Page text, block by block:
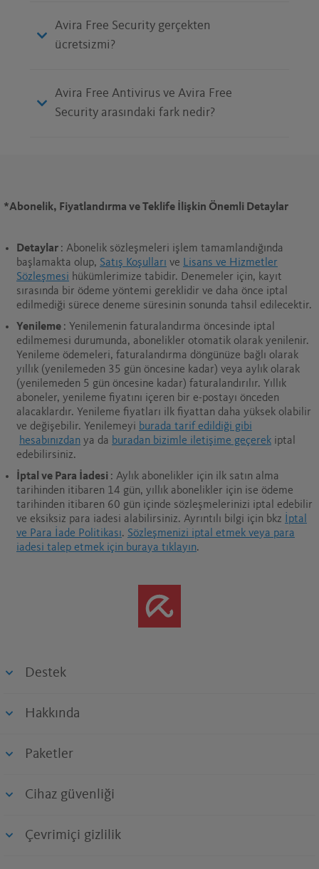
Avira Free Security gerçekten
ücretsizmi?
Avira Free Antivirus ve Avira Free
Security arasındaki fark nedir?
*Abonelik, Fiyatlandırma ve Teklife İlişkin Önemli Detaylar
Detaylar : Abonelik sözleşmeleri işlem tamamlandığında
başlamakta olup, Satış Koşulları ve Lisans ve Hizmetler
Sözleşmesi hükümlerimize tabidir. Denemeler için, kayıt
sırasında bir ödeme yöntemi gereklidir ve daha önce iptal
edilmediği sürece deneme süresinin sonunda tahsil edilecektir.
Yenileme : Yenilemenin faturalandırma öncesinde iptal
edilmemesi durumunda, abonelikler otomatik olarak yenilenir.
Yenileme ödemeleri, faturalandırma döngünüze bağlı olarak
yıllık (yenilemeden 35 gün öncesine kadar) veya aylık olarak
(yenilemeden 5 gün öncesine kadar) faturalandırılır. Yıllık
aboneler, yenileme fiyatını içeren bir e-postayı önceden
alacaklardır. Yenileme fiyatları ilk fiyattan daha yüksek olabilir
ve değişebilir. Yenilemeyi burada tarif edildiği gibi
hesabınızdan ya da buradan bizimle iletişime geçerek iptal
edebilirsiniz.
İptal ve Para İadesi : Aylık abonelikler için ilk satın alma
tarihinden itibaren 14 gün, yıllık abonelikler için ise ödeme
tarihinden itibaren 60 gün içinde sözleşmelerinizi iptal edebilir
ve eksiksiz para iadesi alabilirsiniz. Ayrıntılı bilgi için bkz
İptal
ve Para İade Politikası. Sözleşmenizi iptal etmek veya para
iadesi talep etmek için buraya tıklayın.
Destek
Hakkında
Paketler
Cihaz güvenliği
Çevrimiçi gizlilik